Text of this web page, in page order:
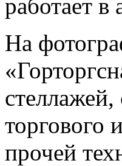
работает в
На
торгового
прочей